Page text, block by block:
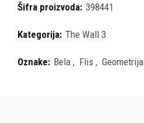
Šifra proizvoda: 398441
Kategorija: The Wall 3
Oznake: Bela , Flis , Geometrija